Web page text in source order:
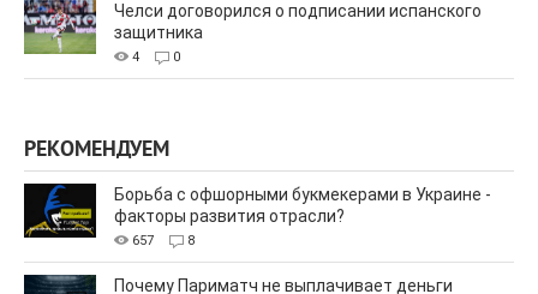
Челси договорился о подписании испанского
защитника
4 0
РЕКОМЕНДУЕМ
Борьба с офшорными букмекерами в Украине -
факторы развития отрасли?
657 8
Почему Париматч не выплачивает деньги